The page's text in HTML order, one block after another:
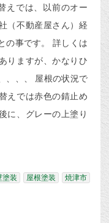
えでは、以前のオー
（不動産屋さん）経
の事です。 詳しくは
りますが、かなりひ
、、、 屋根の状況で
えでは赤色の錆止め
に、グレーの上塗り
塗装 屋根塗装 焼津市